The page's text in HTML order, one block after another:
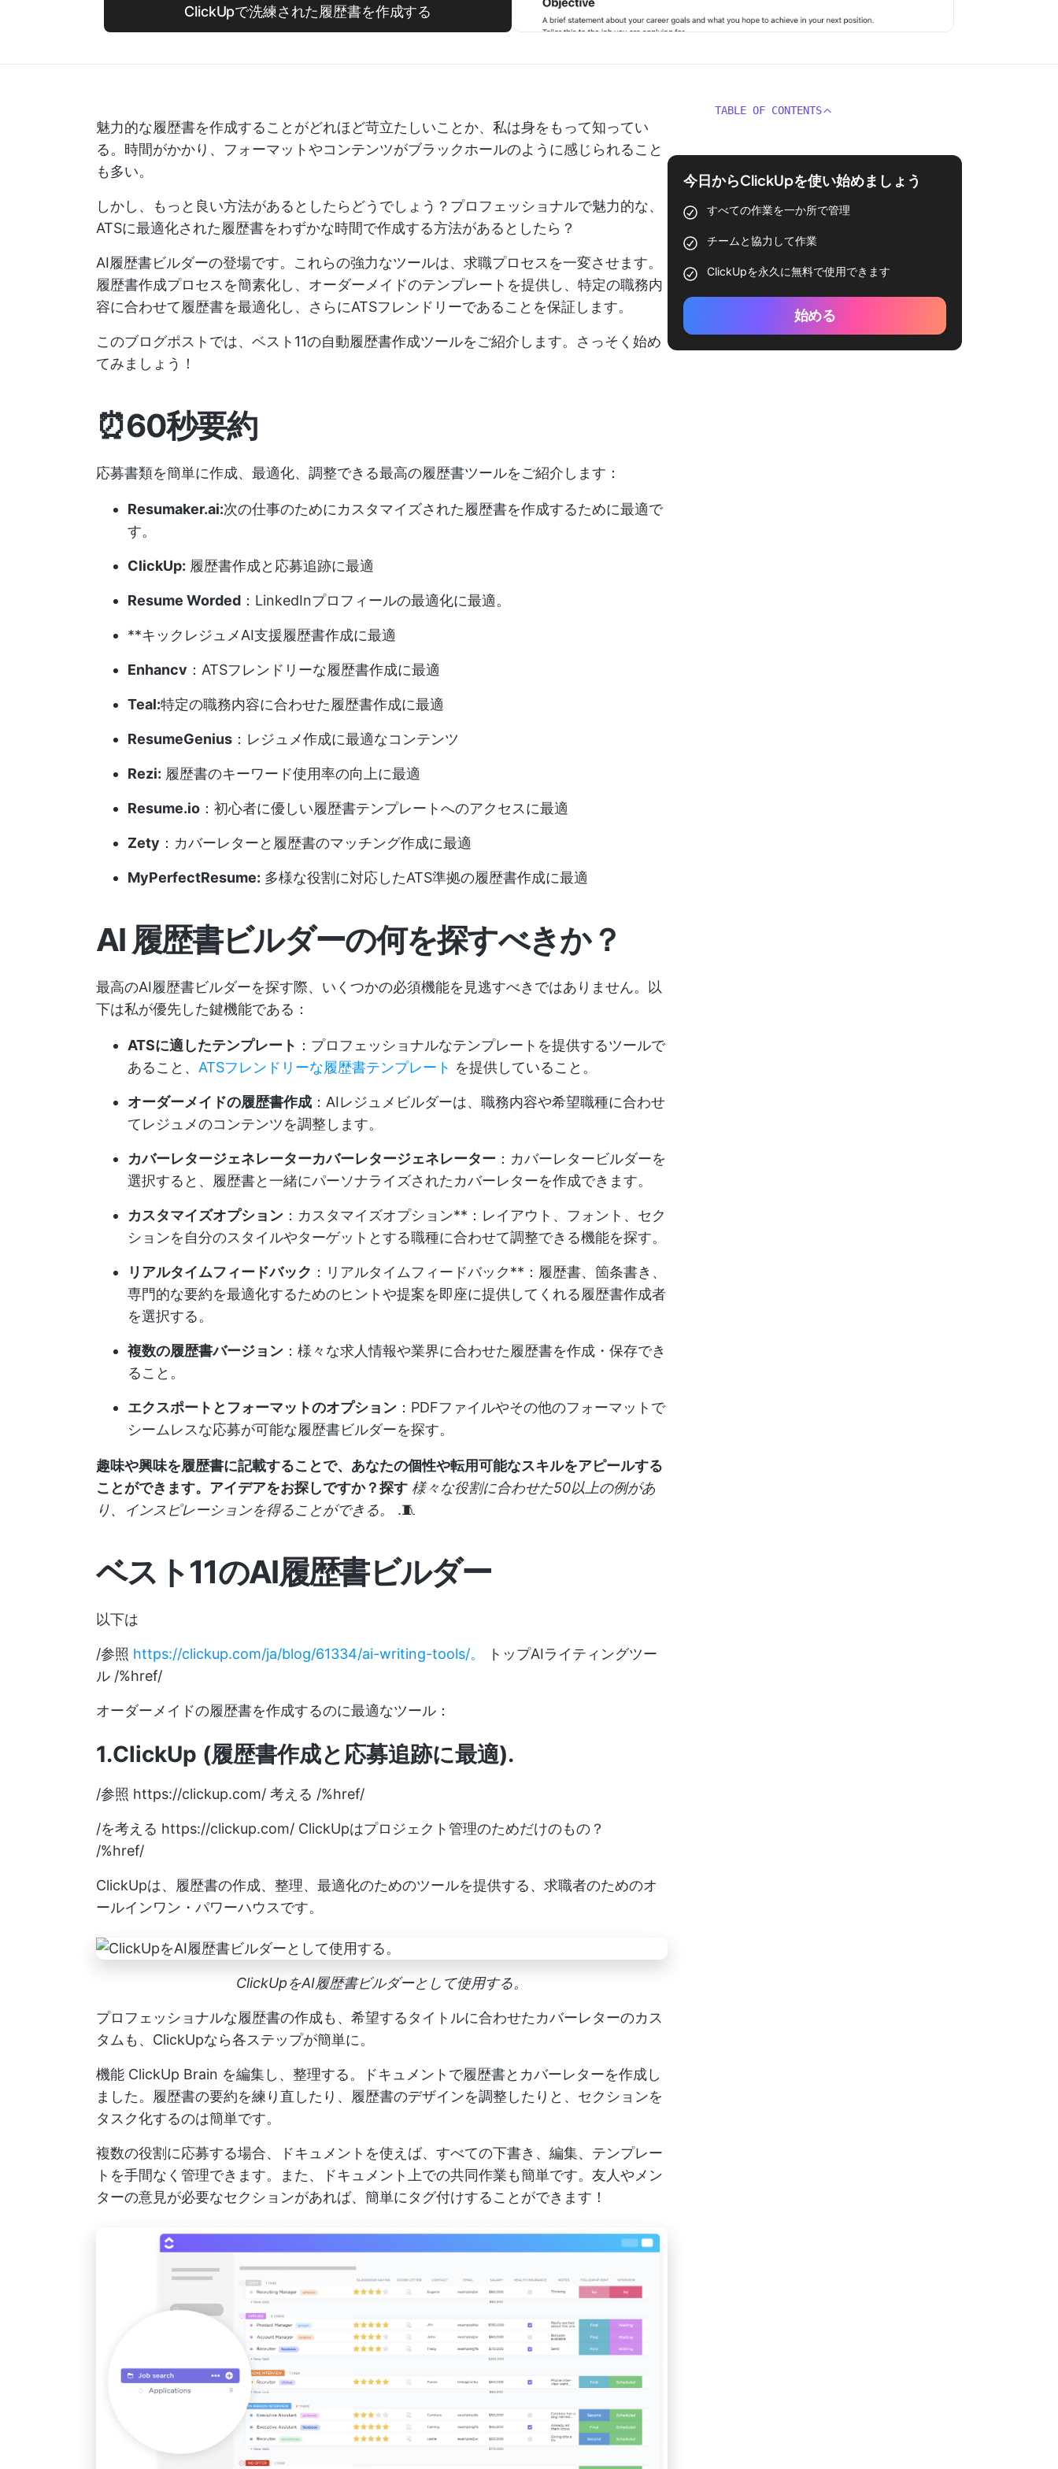
ClickUpで洗練された履歴書を作成する
魅力的な履歴書を作成することがどれほど苛立たしいことか、私は身をもって知ってい
る。時間がかかり、フォーマットやコンテンツがブラックホールのように感じられること
も多い。
しかし、もっと良い方法があるとしたらどうでしょう？プロフェッショナルで魅力的な、
ATSに最適化された履歴書をわずかな時間で作成する方法があるとしたら？
AI履歴書ビルダーの登場です。これらの強力なツールは、求職プロセスを一変させます。
履歴書作成プロセスを簡素化し、オーダーメイドのテンプレートを提供し、特定の職務内
容に合わせて履歴書を最適化し、さらにATSフレンドリーであることを保証します。
このブログポストでは、ベスト11の自動履歴書作成ツールをご紹介します。さっそく始め
てみましょう！
⏰60秒要約
応募書類を簡単に作成、最適化、調整できる最高の履歴書ツールをご紹介します：
Resumaker.ai:次の仕事のためにカスタマイズされた履歴書を作成するために最適で
す。
ClickUp: 履歴書作成と応募追跡に最適
Resume Worded ：LinkedInプロフィールの最適化に最適。
**キックレジュメAI支援履歴書作成に最適
Enhancv ：ATSフレンドリーな履歴書作成に最適
Teal:特定の職務内容に合わせた履歴書作成に最適
ResumeGenius ：レジュメ作成に最適なコンテンツ
Rezi: 履歴書のキーワード使用率の向上に最適
Resume.io ：初心者に優しい履歴書テンプレートへのアクセスに最適
Zety ：カバーレターと履歴書のマッチング作成に最適
MyPerfectResume: 多様な役割に対応したATS準拠の履歴書作成に最適
AI 履歴書ビルダーの何を探すべきか？
最高のAI履歴書ビルダーを探す際、いくつかの必須機能を見逃すべきではありません。以
下は私が優先した鍵機能である：
ATSに適したテンプレート ：プロフェッショナルなテンプレートを提供するツールで
あること、 ATSフレンドリーな履歴書テンプレート を提供していること。
オーダーメイドの履歴書作成 ：AIレジュメビルダーは、職務内容や希望職種に合わせ
てレジュメのコンテンツを調整します。
カバーレタージェネレーターカバーレタージェネレーター ：カバーレタービルダーを
選択すると、履歴書と一緒にパーソナライズされたカバーレターを作成できます。
カスタマイズオプション ：カスタマイズオプション**：レイアウト、フォント、セク
ションを自分のスタイルやターゲットとする職種に合わせて調整できる機能を探す。
リアルタイムフィードバック ：リアルタイムフィードバック**：履歴書、箇条書き、
専門的な要約を最適化するためのヒントや提案を即座に提供してくれる履歴書作成者
を選択する。
複数の履歴書バージョン ：様々な求人情報や業界に合わせた履歴書を作成・保存でき
ること。
エクスポートとフォーマットのオプション ：PDFファイルやその他のフォーマットで
シームレスな応募が可能な履歴書ビルダーを探す。
趣味や興味を履歴書に記載することで、あなたの個性や転用可能なスキルをアピールする
ことができます。アイデアをお探しですか？探す 様々な役割に合わせた50以上の例があ
り、インスピレーションを得ることができる。
.🧵
ベスト11のAI履歴書ビルダー
以下は
/参照 https://clickup.com/ja/blog/61334/ai-writing-tools/。
トップAIライティングツー
ル /%href/
オーダーメイドの履歴書を作成するのに最適なツール：
1.ClickUp (履歴書作成と応募追跡に最適).
/参照 https://clickup.com/ 考える /%href/
/を考える https://clickup.com/ ClickUpはプロジェクト管理のためだけのもの？
/%href/
ClickUpは、履歴書の作成、整理、最適化のためのツールを提供する、求職者のためのオ
ールインワン・パワーハウスです。
ClickUpをAI履歴書ビルダーとして使用する。
プロフェッショナルな履歴書の作成も、希望するタイトルに合わせたカバーレターのカス
タムも、ClickUpなら各ステップが簡単に。
機能 ClickUp Brain を編集し、整理する。ドキュメントで履歴書とカバーレターを作成し
ました。履歴書の要約を練り直したり、履歴書のデザインを調整したりと、セクションを
タスク化するのは簡単です。
複数の役割に応募する場合、ドキュメントを使えば、すべての下書き、編集、テンプレー
トを手間なく管理できます。また、ドキュメント上での共同作業も簡単です。友人やメン
ターの意見が必要なセクションがあれば、簡単にタグ付けすることができます！
TABLE OF CONTENTS
今日からClickUpを使い始めましょう
すべての作業を一か所で管理
チームと協力して作業
ClickUpを永久に無料で使用できます
始める